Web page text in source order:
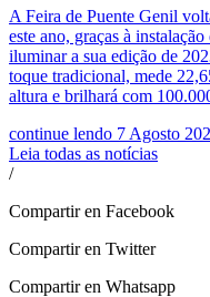
A Feira de Puente Genil
este ano, graças à
iluminar a sua edição de
toque tradicional, mede
altura e brilhará com
continue lendo 7 Agosto
Leia todas as notícias
/
Compartir en Facebook
Compartir en Twitter
Compartir en Whatsapp